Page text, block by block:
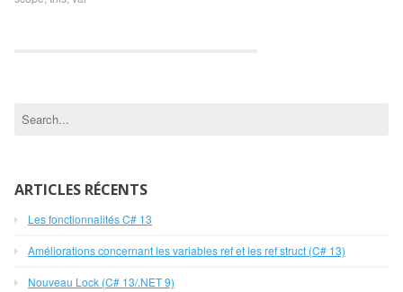
ARTICLES RÉCENTS
Les fonctionnalités C# 13
Améliorations concernant les variables ref et les ref struct (C# 13)
Nouveau Lock (C# 13/.NET 9)